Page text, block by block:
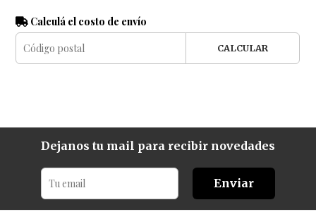
Calculá el costo de envío
CALCULAR
Dejanos tu mail para recibir novedades
Enviar